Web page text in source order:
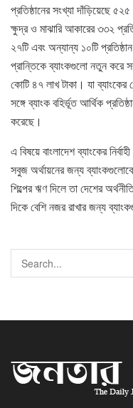
প্রতিষ্ঠানের সংখ্যা দাঁড়িয়েছে
ক্ষুদ্র ও মাঝারি আকারের ৩৩২
২৭টি এবং অন্যান্য ১০টি
প্রান্তিকে ব্যাংকগুলো নতুন করে
কোটি ৪৭ লাখ টাকা। যা
সঙ্গে ব্যাংক বহির্ভূত আর্থিক
করেছে।
এ বিষয়ে বাংলাদেশ ব্যাংকের
সবুজ অর্থায়নের জন্য ব্যাংকগুলোকে
শিল্পের ঋণ দিলে তা দেশের
দিকে বেশি নজর রাখার জন্য